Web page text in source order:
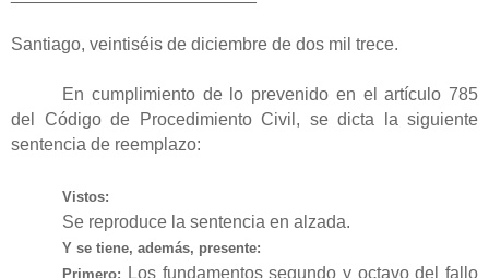
Santiago, veintiséis de diciembre de dos mil trece.
En cumplimiento de lo prevenido en el artículo 785
del Código de Procedimiento Civil, se dicta la siguiente
sentencia de reemplazo:
Vistos:
Se reproduce la sentencia en alzada.
Y se tiene, además, presente:
Primero:
Los fundamentos segundo y octavo del fallo